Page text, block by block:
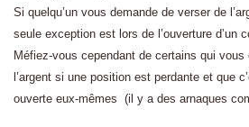
Si quelqu’un vous demande de verser de
seule exception est lors de l’ouverture d’un
Méfiez-vous cependant de certains qui vous
l’argent si une position est perdante et que
ouverte eux-mêmes (il y a des arnaques